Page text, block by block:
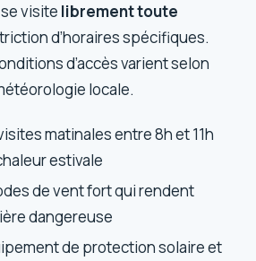
visite librement toute
d’horaires spécifiques.
d’accès varient selon
locale.
matinales entre 8h et 11h
estivale
de vent fort qui rendent
dangereuse
de protection solaire et